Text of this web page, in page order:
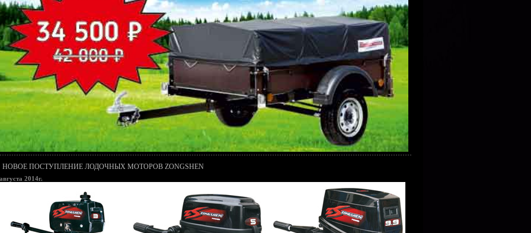
НОВОЕ ПОСТУПЛЕНИЕ ЛОДОЧНЫХ МОТОРОВ ZONGSHEN
2014г.